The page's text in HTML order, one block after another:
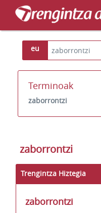
eu
Terminoak
zaborrontzi
zaborrontzi
Trengintza Hiztegia
zaborrontzi